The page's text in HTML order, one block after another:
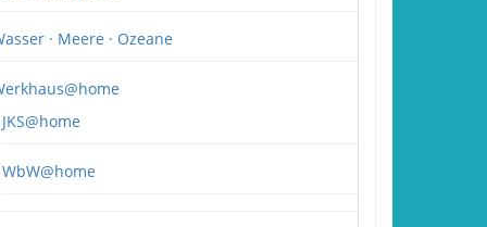
· Meere · Ozeane
JKS@home
WbW@home